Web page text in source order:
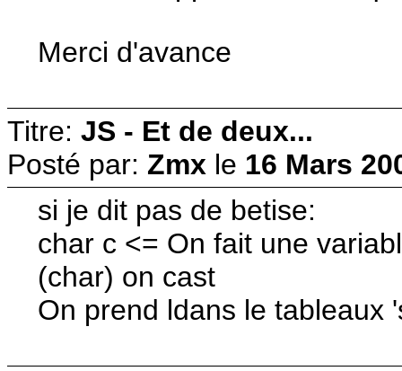
Merci d'avance
Titre: JS - Et de deux...
Posté par: Zmx le 16 Mars
si je dit pas de betise:
char c <= On fait une
(char) on cast
On prend ldans le tableaux